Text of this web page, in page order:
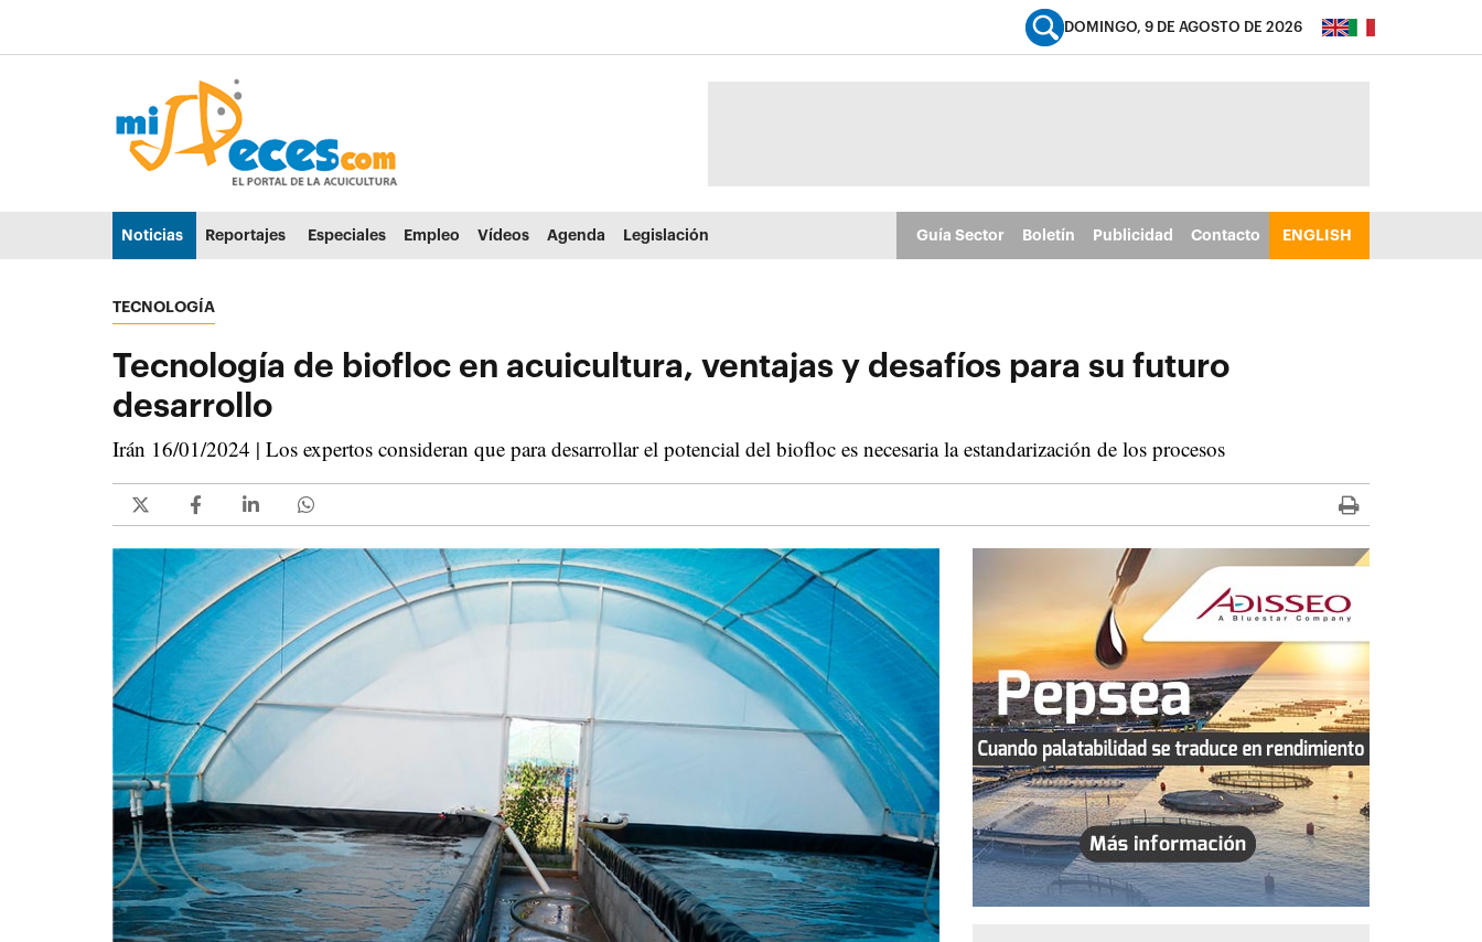
Ir al menú principal (alt + u)
DOMINGO, 9 DE AGOSTO DE 2026
Noticias Reportajes Especiales Empleo Vídeos Agenda Legislación Guía Sector Boletín Publicidad Contacto ENGLISH
TECNOLOGÍA
Tecnología de biofloc en acuicultura, ventajas y desafíos para su futuro
desarrollo
Irán 16/01/2024 | Los expertos consideran que para desarrollar el potencial del biofloc es necesaria la estandarización de los procesos